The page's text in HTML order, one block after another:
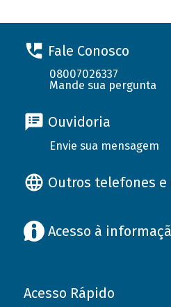
Fale Conosco
08007026337
Mande sua pergunta
Ouvidoria
Envie sua mensagem
Outros telefones e
Acesso à
Acesso Rápido